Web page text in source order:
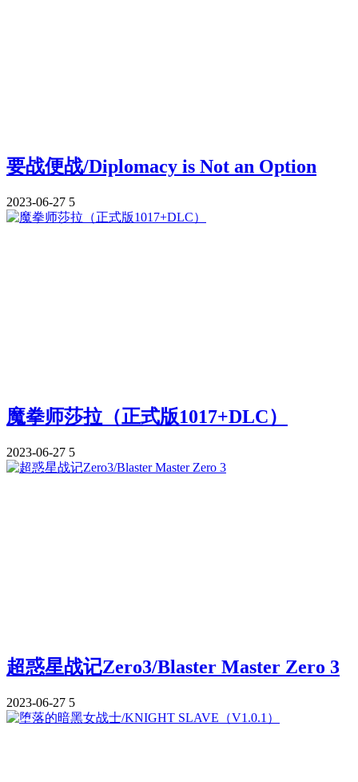
要战便战/Diplomacy is Not an Option
2023-06-27 5
魔拳师莎拉（正式版1017+DLC）
2023-06-27 5
超惑星战记Zero3/Blaster Master Zero 3
2023-06-27 5